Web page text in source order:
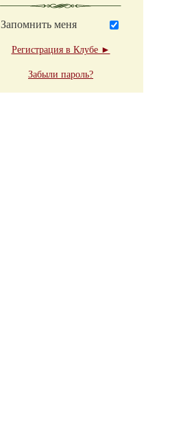
Запомнить меня
Регистрация в Клубе ►
Забыли пароль?